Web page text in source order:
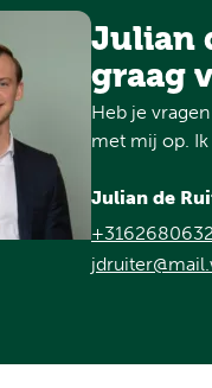
Julian
graag
Heb je
met mij op. Ik
Julian de